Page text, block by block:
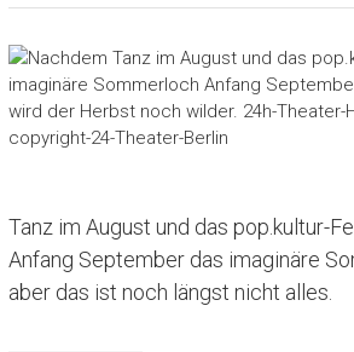
Tanz im August und das pop.kultur-
Anfang September das imaginäre
aber das ist noch längst nicht alles.